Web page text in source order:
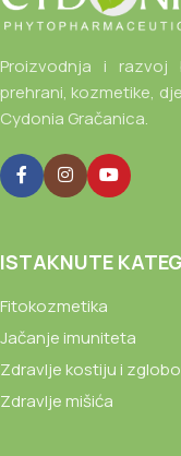
Proizvodnja i razvoj
prehrani, kozmetike,
Cydonia Gračanica.
ISTAKNUTE
Fitokozmetika
Jačanje imuniteta
Zdravlje kostiju i
Zdravlje mišića